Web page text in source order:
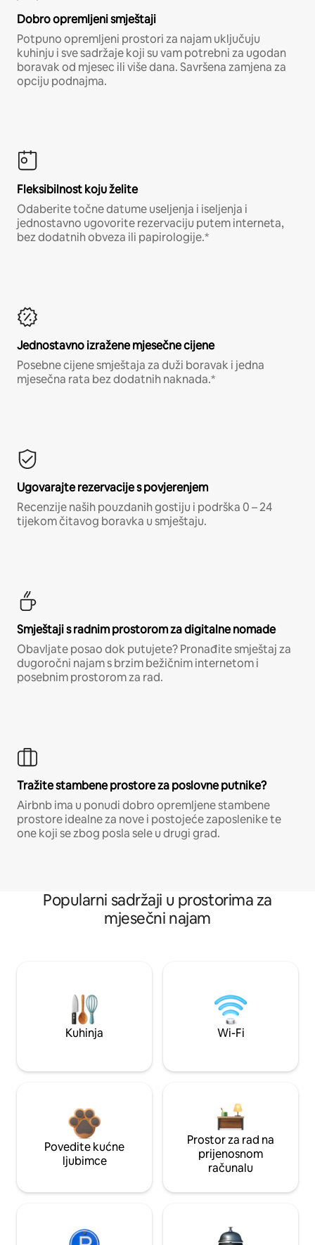
Dobro opremljeni smještaji
Potpuno opremljeni prostori za najam uključuju
kuhinju i sve sadržaje koji su vam potrebni za ugodan
boravak od mjesec ili više dana. Savršena zamjena za
opciju podnajma.
Fleksibilnost koju želite
Odaberite točne datume useljenja i iseljenja i
jednostavno ugovorite rezervaciju putem interneta,
bez dodatnih obveza ili papirologije.*
Jednostavno izražene mjesečne cijene
Posebne cijene smještaja za duži boravak i jedna
mjesečna rata bez dodatnih naknada.*
Ugovarajte rezervacije s povjerenjem
Recenzije naših pouzdanih gostiju i podrška 0 – 24
tijekom čitavog boravka u smještaju.
Smještaji s radnim prostorom za digitalne nomade
Obavljate posao dok putujete? Pronađite smještaj za
dugoročni najam s brzim bežičnim internetom i
posebnim prostorom za rad.
Tražite stambene prostore za poslovne putnike?
Airbnb ima u ponudi dobro opremljene stambene
prostore idealne za nove i postojeće zaposlenike te
one koji se zbog posla sele u drugi grad.
Popularni sadržaji u prostorima za
mjesečni najam
Kuhinja Wi-Fi
Povedite kućne
ljubimce
Prostor za rad na
prijenosnom
računalu